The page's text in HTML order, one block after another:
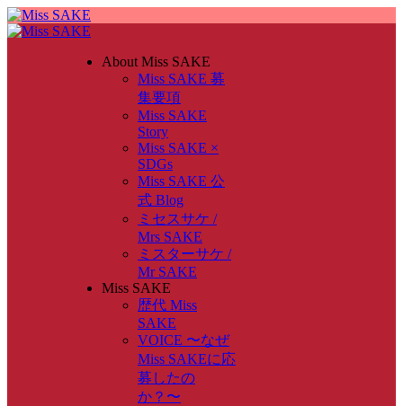
About Miss SAKE
Miss SAKE 募
集要項
Miss SAKE
Story
Miss SAKE ×
SDGs
Miss SAKE 公
式 Blog
ミセスサケ /
Mrs SAKE
ミスターサケ /
Mr SAKE
Miss SAKE
歴代 Miss
SAKE
VOICE 〜なぜ
Miss SAKEに応
募したの
か？〜